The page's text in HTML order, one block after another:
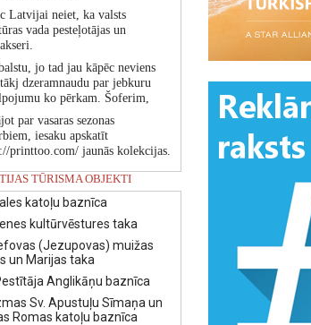
Latvijai neiet, ka valsts
vada pesteļotājas un
jo tad jau kāpēc neviens
dzeramnaudu par jebkuru
ko pērkam. Šoferim,
par vasaras sezonas
iesaku apskatīt
printtoo.com/ jaunās kolekcijas.
TŪRISMA OBJEKTI
katoļu baznīca
kultūrvēstures taka
(Jezupovas) muižas
un Marijas taka
Anglikāņu baznīca
Sv. Apustuļu Sīmaņa un
Romas katoļu baznīca